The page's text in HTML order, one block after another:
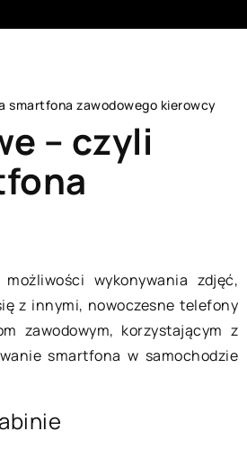
smartfona zawodowego kierowcy
– czyli
wykonywania zdjęć,
z innymi, nowoczesne telefony
zawodowym, korzystającym z
smartfona w samochodzie
sierpnia 2022